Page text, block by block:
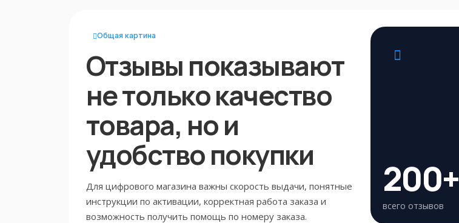
Общая картина
Отзывы показывают
не только качество
товара, но и
удобство покупки
Для цифрового магазина важны скорость выдачи, понятные
инструкции по активации, корректная работа заказа и
возможность получить помощь по номеру заказа.
200+
всего отзывов